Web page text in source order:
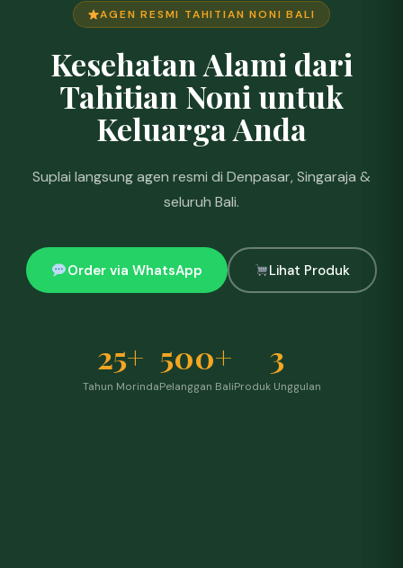
AGEN RESMI TAHITIAN NONI BALI
Kesehatan Alami dari
Tahitian Noni untuk
Keluarga Anda
Suplai langsung agen resmi di Denpasar, Singaraja &
seluruh Bali.
Order via WhatsApp Lihat Produk
25+
Tahun Morinda
500+
Pelanggan Bali
3
Produk Unggulan